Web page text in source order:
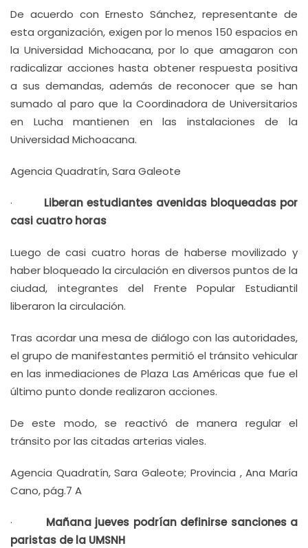
De acuerdo con Ernesto Sánchez, representante de
esta organización, exigen por lo menos 150 espacios en
la Universidad Michoacana, por lo que amagaron con
radicalizar acciones hasta obtener respuesta positiva
a sus demandas, además de reconocer que se han
sumado al paro que la Coordinadora de Universitarios
en Lucha mantienen en las instalaciones de la
Universidad Michoacana.
Agencia Quadratín, Sara Galeote
· Liberan estudiantes avenidas bloqueadas por
casi cuatro horas
Luego de casi cuatro horas de haberse movilizado y
haber bloqueado la circulación en diversos puntos de la
ciudad, integrantes del Frente Popular Estudiantil
liberaron la circulación.
Tras acordar una mesa de diálogo con las autoridades,
el grupo de manifestantes permitió el tránsito vehicular
en las inmediaciones de Plaza Las Américas que fue el
último punto donde realizaron acciones.
De este modo, se reactivó de manera regular el
tránsito por las citadas arterias viales.
Agencia Quadratín, Sara Galeote; Provincia , Ana María
Cano, pág.7 A
· Mañana jueves podrían definirse sanciones a
paristas de la UMSNH